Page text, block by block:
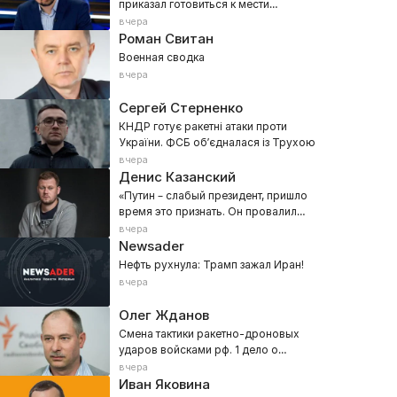
приказал готовиться к мести
украинцев за Киев!
вчера
Роман Свитан
Военная сводка
вчера
Сергей Стерненко
КНДР готує ракетні атаки проти
України. ФСБ обʼєдналася із Трухою
вчера
Денис Казанский
«Путин – слабый президент, пришло
время это признать. Он провалил
все!» Z-военкора прорвало в эфире
вчера
Newsader
Нефть рухнула: Трамп зажал Иран!
вчера
Олег Жданов
Смена тактики ракетно-дроновых
ударов войсками рф. 1 дело о
преступлениях против человечности
вчера
Иван Яковина